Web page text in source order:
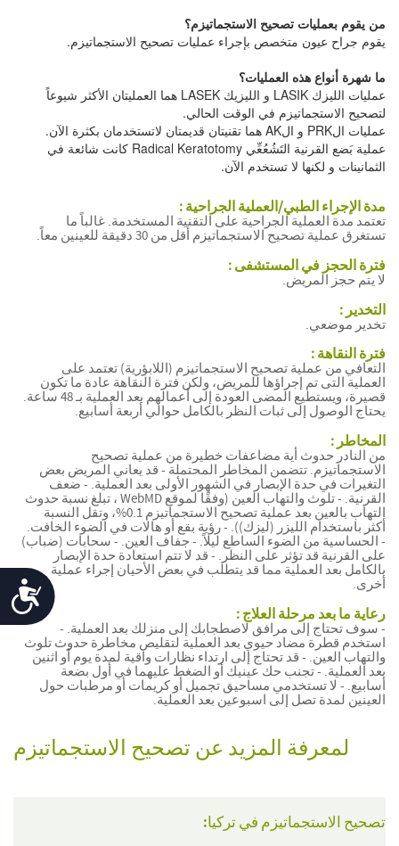
Accessibility
من يقوم بعمليات تصحيح الاستجماتيزم؟
يقوم جراح عيون متخصص بإجراء عمليات تصحيح الاستجماتيزم.
ما شهرة أنواع هذه العمليات؟
عمليات الليزك LASIK و الليزيك LASEK هما العمليتان الأكثر شيوعاً
لتصحيح الاستجماتيزم في الوقت الحالي.
عمليات الPRK و الAK هما تقنيتان قديمتان لاتستخدمان بكثرة الآن.
عملية بَضع القرنية التَشُعُعِّي Radical Keratotomy كانت شائعة في
الثمانينات و لكنها لا تستخدم الآن.
مدة الإجراء الطبي/العملية الجراحية :
تعتمد مدة العملية الجراحية على التقنية المستخدمة. غالباً ما
تستغرق عملية تصحيح الاستجماتيزم أقل من 30 دقيقة للعينين معاً.
فترة الحجز في المستشفى :
لا يتم حجز المريض.
التخدير :
تخدير موضعي.
فترة النقاهة :
التعافي من عملية تصحيح الاستجماتيزم (اللابؤرية) تعتمد على
العملية التى تم إجراؤها للمريض، ولكن فترة النقاهة عادة ما تكون
قصيرة، ويستطيع المضى العودة إلى أعمالهم بعد العملية بـ 48 ساعة.
يحتاج الوصول إلى ثبات النظر بالكامل حوالي أربعة أسابيع.
المخاطر :
من النادر حدوث أية مضاعفات خطيرة من عملية تصحيح
الاستجماتيزم. تتضمن المخاطر المحتملة - قد يعاني المريض بعض
التغيرات في حدة الإبصار في الشهور الأولى بعد العملية. - ضعف
القرنية. - تلوث والتهاب العين (وفقًا لموقع WebMD ، تبلغ نسبة حدوث
التهاب بالعين بعد عملية تصحيح الاستجماتيزم 0.1%، وتقل النسبة
أكثر باستخدام الليزر (ليزك)). - رؤية بقع أو هالات في الضوء الخافت.
- الحساسية من الضوء الساطع ليلاً. - جفاف العين. - سحابات (ضباب)
على القرنية قد تؤثر على النظر. - قد لا تتم استعادة حدة الإبصار
بالكامل بعد العملية مما قد يتطلب في بعض الأحيان إجراء عملية
أخرى.
رعاية ما بعد مرحلة العلاج :
- سوف تحتاج إلى مرافق لاصطجابك إلى منزلك بعد العملية. -
استخدم قطرة مضاد حيوي بعد العملية لتقليص مخاطرة حدوث تلوث
والتهاب العين. - قد تحتاج إلى ارتداء نظارات واقية لمدة يوم أو اثنين
بعد العملية. - تجنب حك عينيك أو الضغط عليهما في أول بضعة
أسابيع. - لا تستخدمي مساحيق تجميل أو كريمات أو مرطبات حول
العينين لمدة تصل إلى اسبوعين بعد العملية.
لمعرفة المزيد عن تصحيح الاستجماتيزم
تصحيح
الاستجماتيزم
تصحيح
تصحيح
الاستجماتيزم
تصحيح الاستجماتيزم في تركيا: